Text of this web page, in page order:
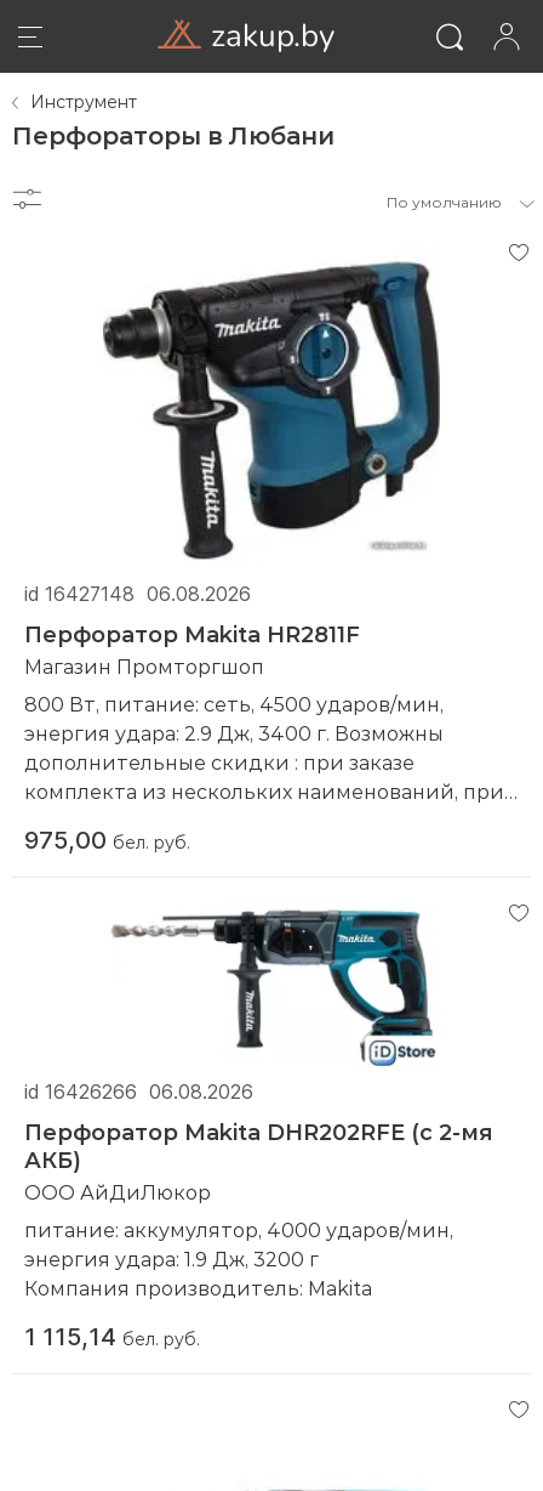
zakup.by
Инструмент
Перфораторы в Любани
По умолчанию
id 16427148 06.08.2026
Перфоратор Makita HR2811F
Магазин Промторгшоп
800 Вт, питание: сеть, 4500 ударов/мин,
энергия удара: 2.9 Дж, 3400 г. Возможны
дополнительные скидки : при заказе
комплекта из нескольких наименований, при
Компания производитель:
975,00 бел. руб.
id 16426266 06.08.2026
Перфоратор Makita DHR202RFE (с 2-мя
АКБ)
ООО АйДиЛюкор
питание: аккумулятор, 4000 ударов/мин,
энергия удара: 1.9 Дж, 3200 г
Компания производитель: Makita
1 115,14 бел. руб.